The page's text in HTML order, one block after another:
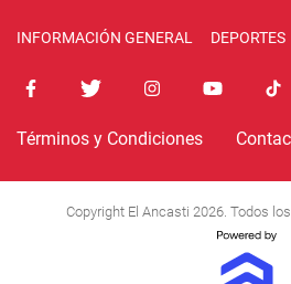
INFORMACIÓN GENERAL DEPORTES
Términos y Condiciones
Copyright El Ancasti 2026. Todos